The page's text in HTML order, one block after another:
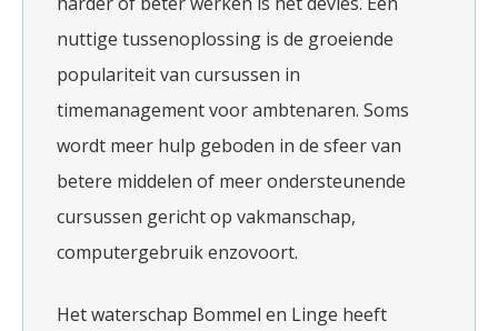
nuttige tussenoplossing is de groeiende
populariteit van cursussen in
timemanagement voor ambtenaren. Soms
wordt meer hulp geboden in de sfeer van
betere middelen of meer ondersteunende
cursussen gericht op vakmanschap,
computergebruik enzovoort.
Het waterschap Bommel en Linge heeft